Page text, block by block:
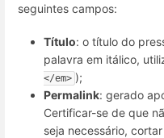
seguintes campos:
Título: o título do
palavra em itálico,
</em> );
Permalink: gerado
Certificar-se de que
seja necessário,